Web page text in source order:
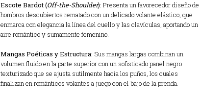
Escote Bardot (Off-the-Shoulder): Presenta un favorecedor diseño de
hombros descubiertos rematado con un delicado volante elástico, que
enmarca con elegancia la línea del cuello y las clavículas, aportando un
aire romántico y sumamente femenino.
Mangas Poéticas y Estructura: Sus mangas largas combinan un
volumen fluido en la parte superior con un sofisticado panel negro
texturizado que se ajusta sutilmente hacia los puños, los cuales
finalizan en románticos volantes a juego con el bajo de la prenda.